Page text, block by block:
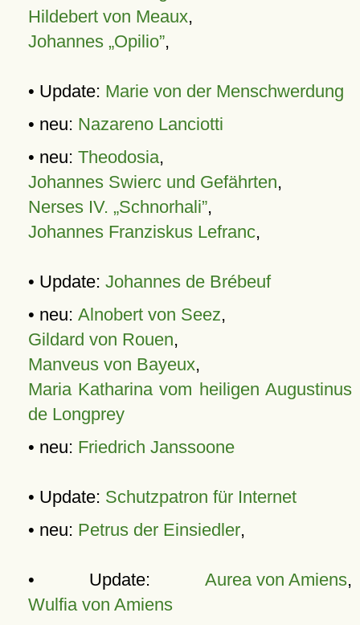
Hildebert von Meaux,
Johannes „Opilio”,
• Update: Marie von der Menschwerdung
• neu: Nazareno Lanciotti
• neu: Theodosia,
Johannes Swierc und Gefährten,
Nerses IV. „Schnorhali”,
Johannes Franziskus Lefranc,
• Update: Johannes de Brébeuf
• neu: Alnobert von Seez,
Gildard von Rouen,
Manveus von Bayeux,
Maria Katharina vom heiligen Augustinus
de Longprey
• neu: Friedrich Janssoone
• Update: Schutzpatron für Internet
• neu: Petrus der Einsiedler,
• Update: Aurea von Amiens,
Wulfia von Amiens